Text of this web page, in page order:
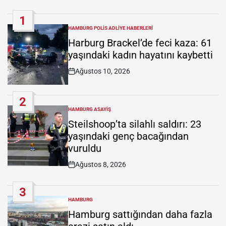
1
POSTED
IN
HAMBURG POLIS ADLIYE HABERLERI
Harburg Brackel’de feci kaza: 61
yaşındaki kadın hayatını kaybetti
Post
Date
Ağustos 10, 2026
2
POSTED
IN
HAMBURG ASAYIŞ
Steilshoop’ta silahlı saldırı: 23
yaşındaki genç bacağından
vuruldu
Post
Ağustos 8, 2026
3
POSTED
IN
HAMBURG
Hamburg sattığından daha fazla